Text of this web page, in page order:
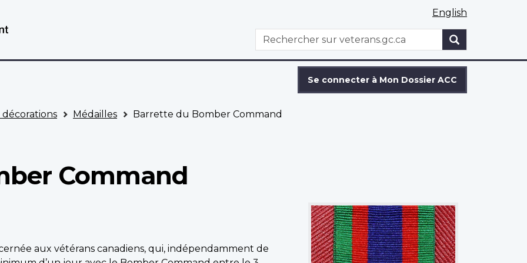
English
WxT
Search
Rechercher
Se connecter à Mon Dossier ACC
Médailles Barrette du Bomber Command
Command
aux vétérans canadiens, qui, indépendamment de